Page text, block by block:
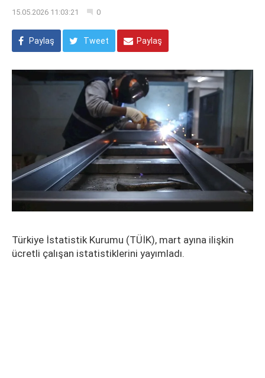
15.05.2026 11:03:21 0
Paylaş Tweet Paylaş
Türkiye İstatistik Kurumu (TÜİK), mart ayına ilişkin
ücretli çalışan istatistiklerini yayımladı.